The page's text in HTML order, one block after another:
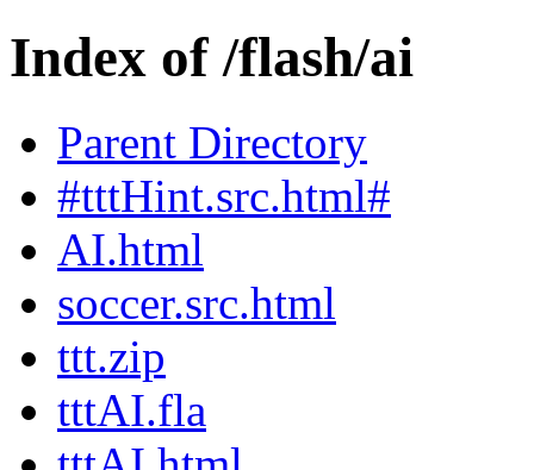
Index of /flash/ai
Parent Directory
#tttHint.src.html#
AI.html
soccer.src.html
ttt.zip
tttAI.fla